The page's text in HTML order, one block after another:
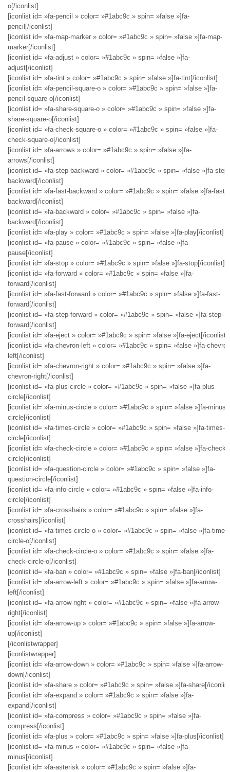
o[/iconlist]
[iconlist id= »fa-pencil » color= »#1abc9c » spin= »false »]fa-
pencil[/iconlist]
[iconlist id= »fa-map-marker » color= »#1abc9c » spin= »false »]fa-map-
marker[/iconlist]
[iconlist id= »fa-adjust » color= »#1abc9c » spin= »false »]fa-
adjust[/iconlist]
[iconlist id= »fa-tint » color= »#1abc9c » spin= »false »]fa-tint[/iconlist]
[iconlist id= »fa-pencil-square-o » color= »#1abc9c » spin= »false »]fa-
pencil-square-o[/iconlist]
[iconlist id= »fa-share-square-o » color= »#1abc9c » spin= »false »]fa-
share-square-o[/iconlist]
[iconlist id= »fa-check-square-o » color= »#1abc9c » spin= »false »]fa-
check-square-o[/iconlist]
[iconlist id= »fa-arrows » color= »#1abc9c » spin= »false »]fa-
arrows[/iconlist]
[iconlist id= »fa-step-backward » color= »#1abc9c » spin= »false »]fa-step-
backward[/iconlist]
[iconlist id= »fa-fast-backward » color= »#1abc9c » spin= »false »]fa-fast-
backward[/iconlist]
[iconlist id= »fa-backward » color= »#1abc9c » spin= »false »]fa-
backward[/iconlist]
[iconlist id= »fa-play » color= »#1abc9c » spin= »false »]fa-play[/iconlist]
[iconlist id= »fa-pause » color= »#1abc9c » spin= »false »]fa-
pause[/iconlist]
[iconlist id= »fa-stop » color= »#1abc9c » spin= »false »]fa-stop[/iconlist]
[iconlist id= »fa-forward » color= »#1abc9c » spin= »false »]fa-
forward[/iconlist]
[iconlist id= »fa-fast-forward » color= »#1abc9c » spin= »false »]fa-fast-
forward[/iconlist]
[iconlist id= »fa-step-forward » color= »#1abc9c » spin= »false »]fa-step-
forward[/iconlist]
[iconlist id= »fa-eject » color= »#1abc9c » spin= »false »]fa-eject[/iconlist]
[iconlist id= »fa-chevron-left » color= »#1abc9c » spin= »false »]fa-
left[/iconlist]
[iconlist id= »fa-chevron-right » color= »#1abc9c » spin= »false »]fa-
chevron-right[/iconlist]
[iconlist id= »fa-plus-circle » color= »#1abc9c » spin= »false »]fa-plus-
circle[/iconlist]
[iconlist id= »fa-minus-circle » color= »#1abc9c » spin= »false »]fa-minus-
circle[/iconlist]
[iconlist id= »fa-times-circle » color= »#1abc9c » spin= »false »]fa-times-
circle[/iconlist]
[iconlist id= »fa-check-circle » color= »#1abc9c » spin= »false »]fa-check-
circle[/iconlist]
[iconlist id= »fa-question-circle » color= »#1abc9c » spin= »false »]fa-
question-circle[/iconlist]
[iconlist id= »fa-info-circle » color= »#1abc9c » spin= »false »]fa-info-
circle[/iconlist]
[iconlist id= »fa-crosshairs » color= »#1abc9c » spin= »false »]fa-
crosshairs[/iconlist]
[iconlist id= »fa-times-circle-o » color= »#1abc9c » spin= »false »]fa-times-
circle-o[/iconlist]
[iconlist id= »fa-check-circle-o » color= »#1abc9c » spin= »false »]fa-
check-circle-o[/iconlist]
[iconlist id= »fa-ban » color= »#1abc9c » spin= »false »]fa-ban[/iconlist]
[iconlist id= »fa-arrow-left » color= »#1abc9c » spin= »false »]fa-arrow-
left[/iconlist]
[iconlist id= »fa-arrow-right » color= »#1abc9c » spin= »false »]fa-arrow-
right[/iconlist]
[iconlist id= »fa-arrow-up » color= »#1abc9c » spin= »false »]fa-arrow-
up[/iconlist]
[/iconlistwrapper]
[iconlistwrapper]
[iconlist id= »fa-arrow-down » color= »#1abc9c » spin= »false »]fa-arrow-
down[/iconlist]
[iconlist id= »fa-share » color= »#1abc9c » spin= »false »]fa-share[/
[iconlist id= »fa-expand » color= »#1abc9c » spin= »false »]fa-
expand[/iconlist]
[iconlist id= »fa-compress » color= »#1abc9c » spin= »false »]fa-
compress[/iconlist]
[iconlist id= »fa-plus » color= »#1abc9c » spin= »false »]fa-plus[/iconlist]
[iconlist id= »fa-minus » color= »#1abc9c » spin= »false »]fa-
minus[/iconlist]
[iconlist id= »fa-asterisk » color= »#1abc9c » spin= »false »]fa-